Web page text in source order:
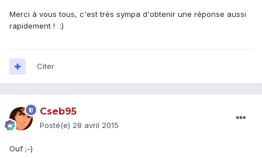
Merci à vous tous, c'est très sympa d'obtenir une réponse aussi
rapidement ! :)
Citer
Cseb95
Posté(e) 28 avril 2015
Ouf ;-)